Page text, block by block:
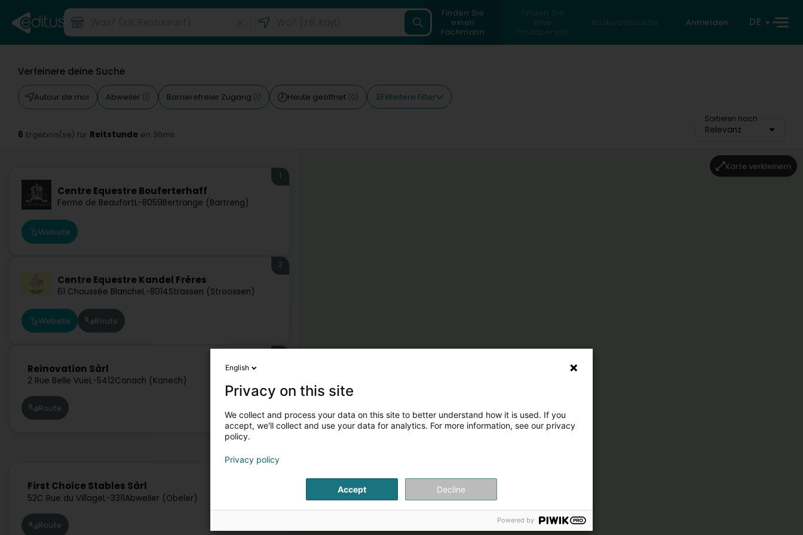
Finden Sie
einen
Fachmann
Finden Sie
eine
Privatperson
Rückwärtssuche Anmelden DE
Verfeinere deine Suche
Autour de moi Abweiler (1) Barrierefreier Zugang (1) Heute geöffnet (0) Weitere Filter
Sortieren nach
Relevanz
6 Ergebnis(se) für Reitstunde en 36ms
Centre Equestre Bouferterhaff
Ferme de BeaufortL-8059Bertrange (Bartreng)
1
Website
Centre Equestre Kandel Frères
61 Chaussée BlancheL-8014Strassen (Stroossen)
2
Website Route
Reinovation Sàrl
2 Rue Belle VueL-5412Canach (Kanech)
Route
First Choice Stables Sàrl
52C Rue du VillageL-3311Abweiler (Obeler)
Route
Karte verkleinern
English
Privacy on this site
We collect and process your data on this site to better understand how it is used. If you
accept, we'll collect and use your data for analytics. For more information, see our privacy
policy.
Privacy policy
Accept Decline
Powered by